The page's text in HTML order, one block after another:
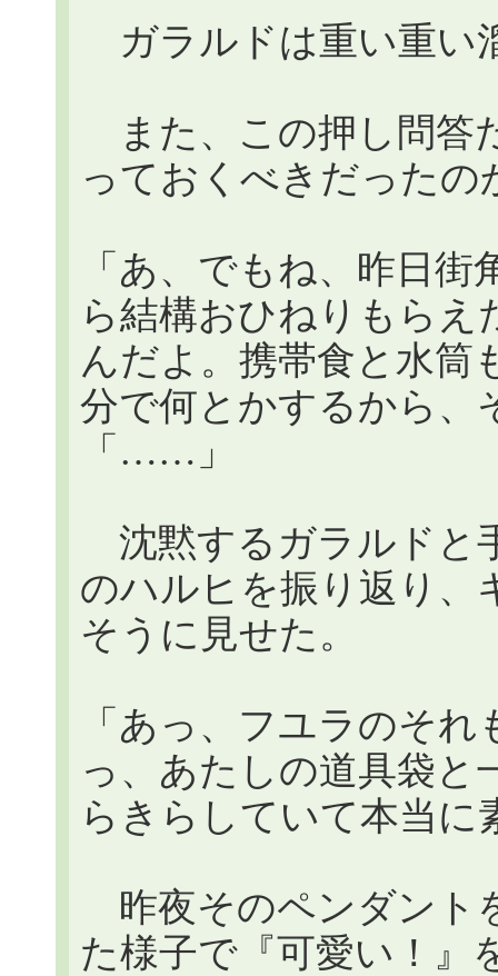
ガラルドは重い重い
また、この押し問答
っておくべきだったの
「あ、でもね、昨日
ら結構おひねりもらえ
んだよ。携帯食と水筒
分で何とかするから、
「……」
沈黙するガラルドと
のハルヒを振り返り、
そうに見せた。
「あっ、フユラのそ
っ、あたしの道具袋と
らきらしていて本当に
昨夜そのペンダント
た様子で『可愛い！』